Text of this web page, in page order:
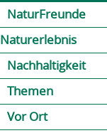
NaturFreunde
Naturerlebnis
Nachhaltigkeit
Themen
Vor Ort